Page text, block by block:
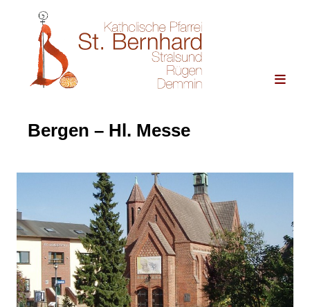
Bergen – Hl. Messe